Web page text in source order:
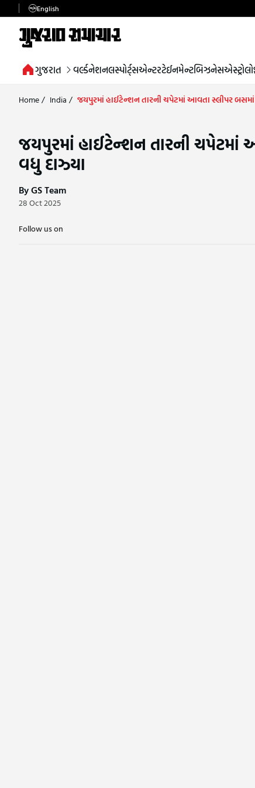
English
ગુજરાત વર્લ્ડનેશનલસ્પોર્ટ્સએન્ટરટેઈનમેન્ટબિઝનેસ
Home/ India / જયપુરમાં હાઈટેન્શન તારની ચપેટમાં આવતા સ્લીપર
જયપુરમાં હાઈટેન્શન તારની ચપેટમાં
વધુ દાઝ્યા
By GS Team
28 Oct 2025
Follow us on